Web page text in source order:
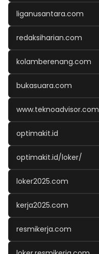
liganusantara.com
redaksiharian.com
kolamberenang.com
bukasuara.com
www.teknoadvisor.com
optimakit.id
optimakit.id/loker/
loker2025.com
kerja2025.com
resmikerja.com